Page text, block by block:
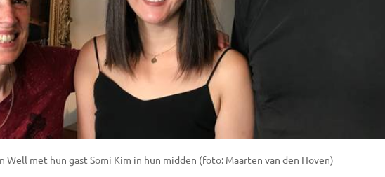
Well met hun gast Somi Kim in hun midden (foto: Maarten van den Hoven)